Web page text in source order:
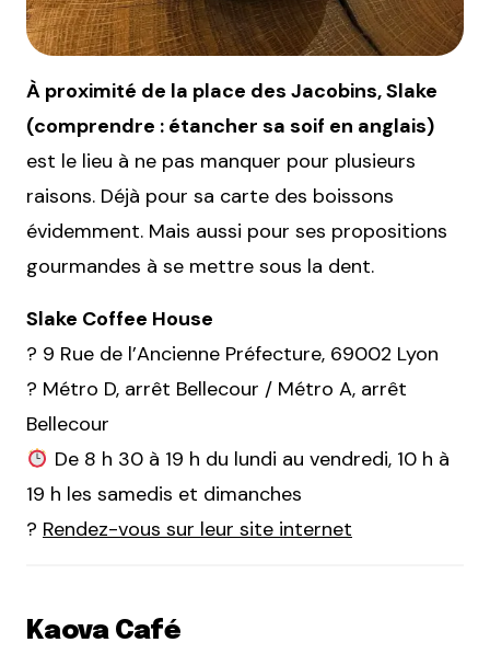
À proximité de la place des Jacobins, Slake
(comprendre : étancher sa soif en anglais)
est le lieu à ne pas manquer pour plusieurs
raisons. Déjà pour sa carte des boissons
évidemment. Mais aussi pour ses propositions
gourmandes à se mettre sous la dent.
Slake Coffee House
? 9 Rue de l’Ancienne Préfecture, 69002 Lyon
? Métro D, arrêt Bellecour / Métro A, arrêt
Bellecour
De 8 h 30 à 19 h du lundi au vendredi, 10 h à
19 h les samedis et dimanches
? Rendez-vous sur leur site internet
Kaova Café